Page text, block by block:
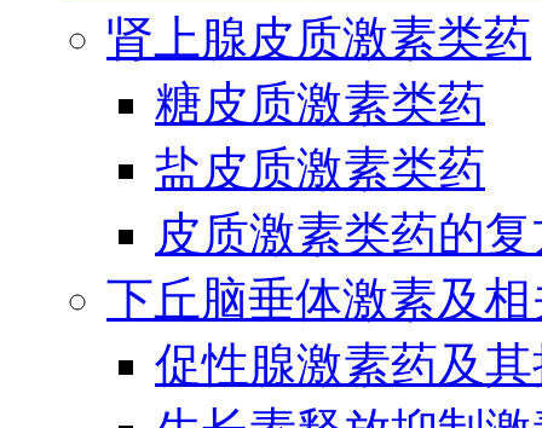
肾上腺皮质激素类药
糖皮质激素类药
盐皮质激素类药
皮质激素类药的
下丘脑垂体激素及
促性腺激素药及